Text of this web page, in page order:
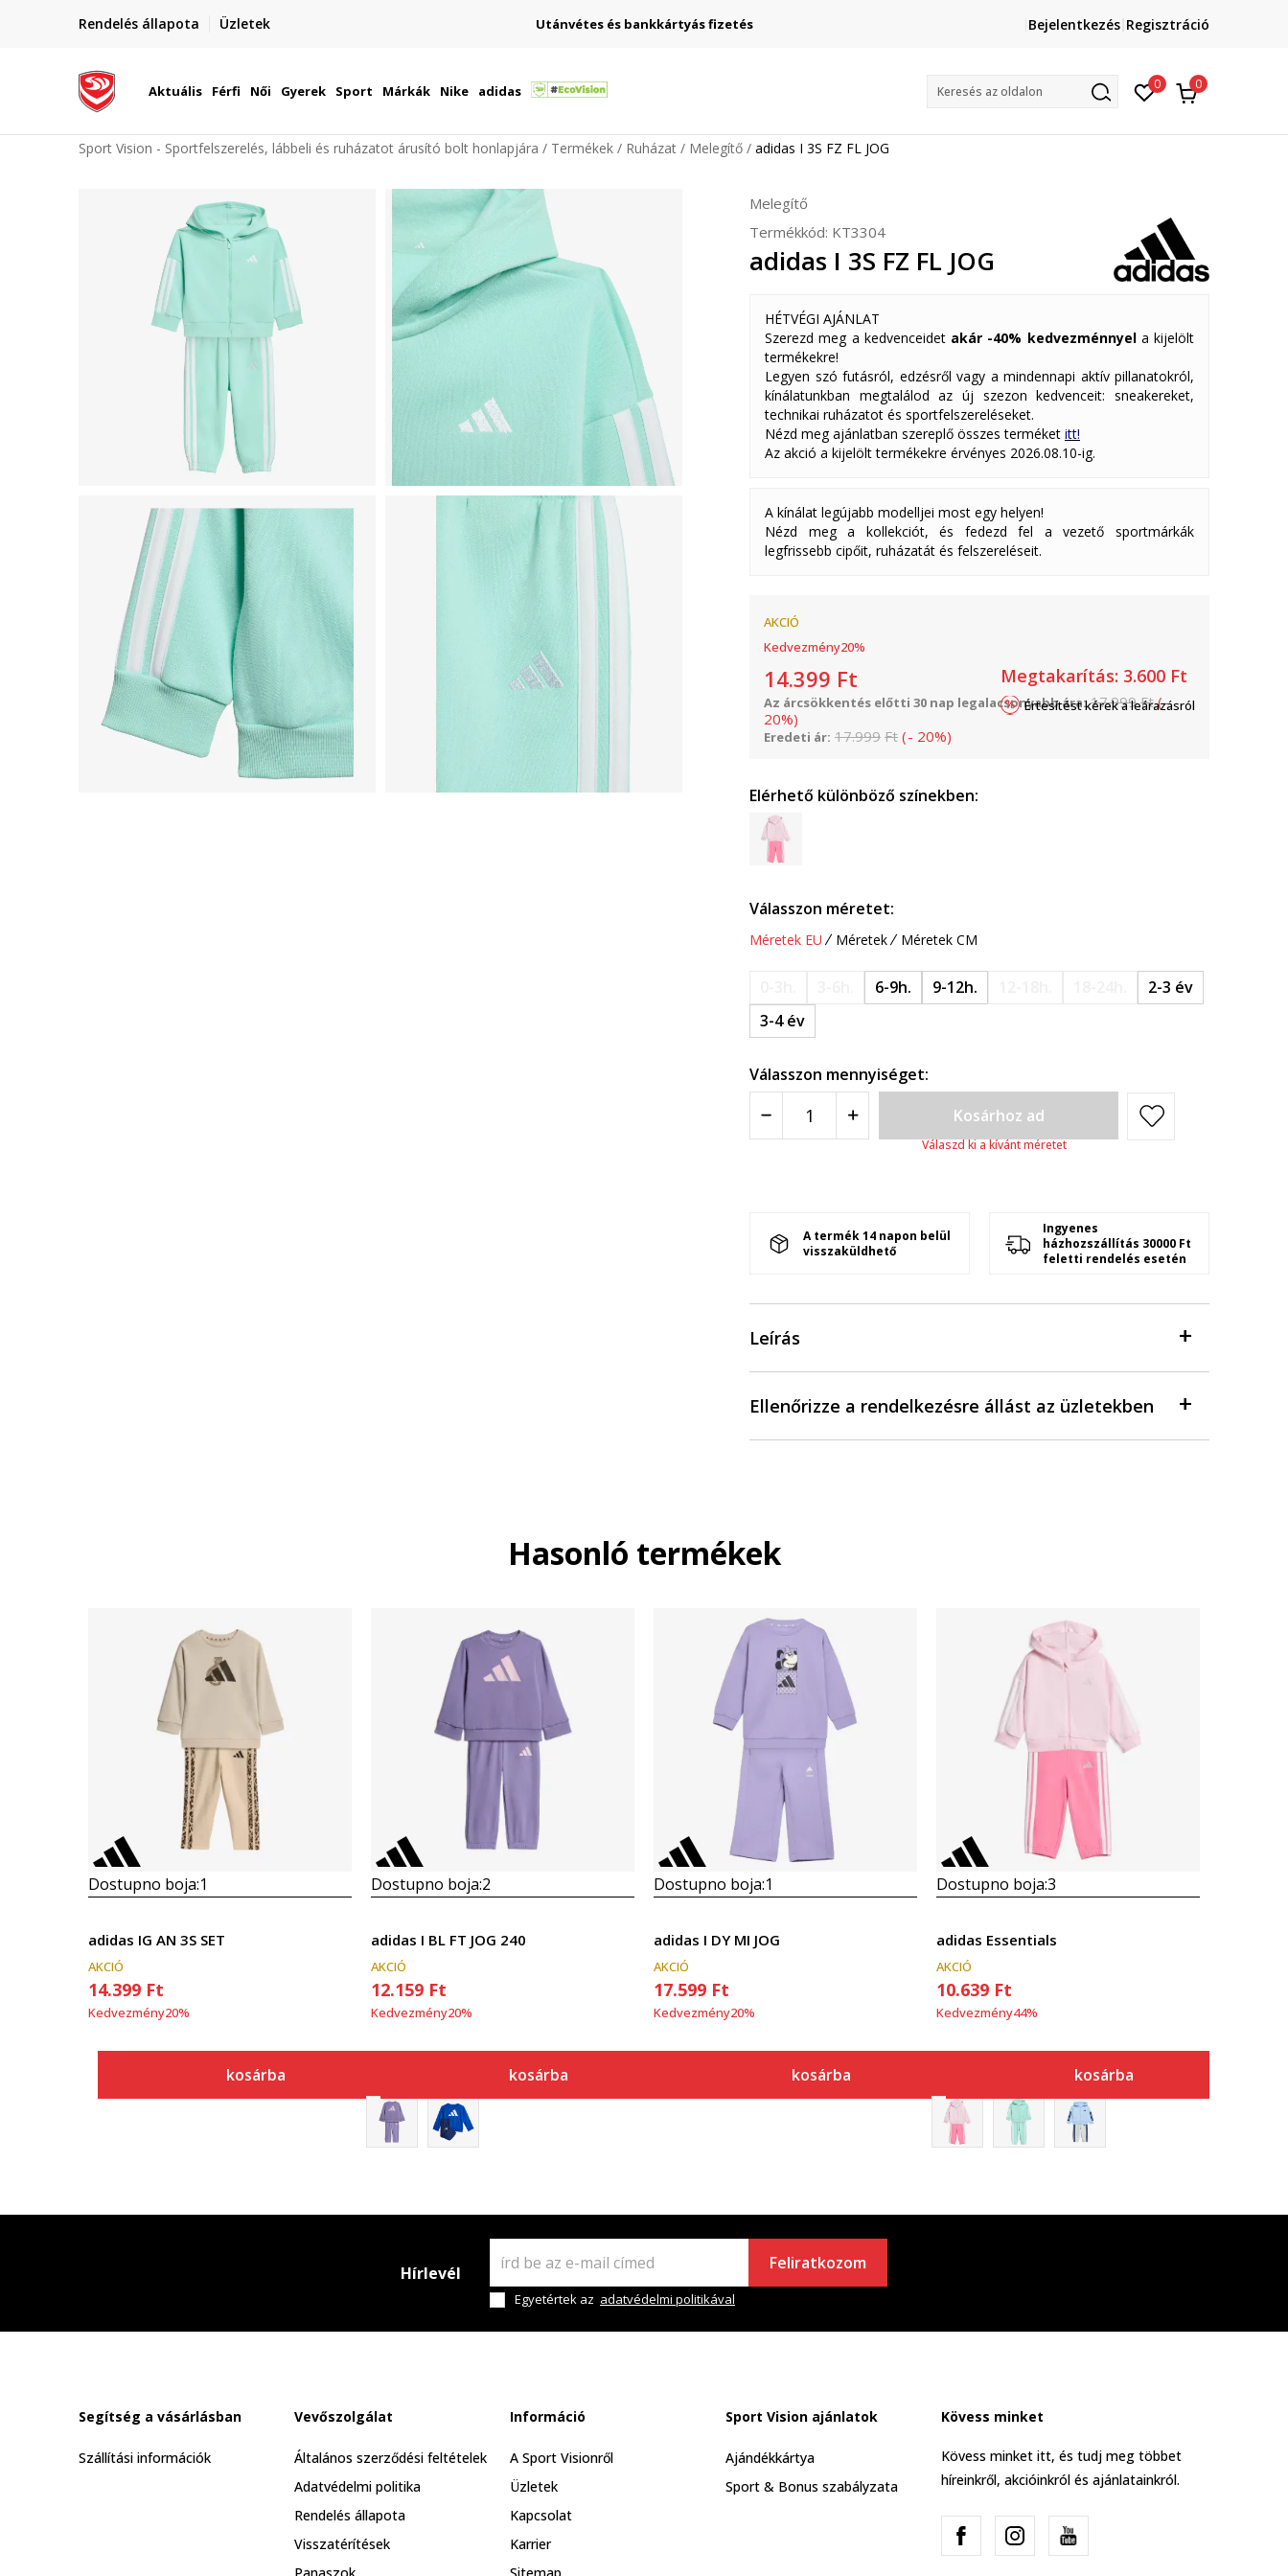
Rendelés állapota Üzletek
Szállítás Magyarország területén Utánvétes és bankkártyás fizetés
Lépj velünk kapcsolatba
online@sport-vision.huBejelentkezés Regisztráció
Aktuális Férfi Női Gyerek Sport Márkák Nike adidas Keresés az oldalon 0 0
Sport Vision - Sportfelszerelés, lábbeli és ruházatot árusító bolt honlapjára Termékek Ruházat Melegítő adidas I 3S FZ FL JOG
Melegítő
Termékkód: KT3304
adidas I 3S FZ FL JOG
HÉTVÉGI AJÁNLAT
Szerezd meg a kedvenceidet akár -40% kedvezménnyel a kijelölt
termékekre!
Legyen szó futásról, edzésről vagy a mindennapi aktív pillanatokról,
kínálatunkban megtalálod az új szezon kedvenceit: sneakereket,
technikai ruházatot és sportfelszereléseket.
Nézd meg ajánlatban szereplő összes terméket itt!
Az akció a kijelölt termékekre érvényes 2026.08.10-ig.
A kínálat legújabb modelljei most egy helyen!
Nézd meg a kollekciót, és fedezd fel a vezető sportmárkák
legfrissebb cipőit, ruházatát és felszereléseit.
AKCIÓ
Kedvezmény20%
14.399 Ft
Az árcsökkentés előtti 30 nap legalacsonyabb ára: 17.999 Ft (-
20%)
Eredeti ár: 17.999 Ft (- 20%)
Megtakarítás: 3.600 Ft
Értesítést kérek a leárazásról
Elérhető különböző színekben:
Válasszon méretet:
Méretek EU Méretek Méretek CM
6-9h. 9-12h.
2-3 év
3-4 év
Válasszon mennyiséget:
Kosárhoz ad
Válaszd ki a kívánt méretet
A termék 14 napon belül
visszaküldhető
Ingyenes
házhozszállítás 30000 Ft
feletti rendelés esetén
Leírás
Ellenőrizze a rendelkezésre állást az üzletekben
Hasonló termékek
Dostupno boja:1
adidas IG AN 3S SET
AKCIÓ
14.399 Ft
Kedvezmény20%
kosárba
Dostupno boja:2
adidas I BL FT JOG 240
AKCIÓ
12.159 Ft
Kedvezmény20%
kosárba
Dostupno boja:1
adidas I DY MI JOG
AKCIÓ
17.599 Ft
Kedvezmény20%
kosárba
Dostupno boja:3
adidas Essentials
AKCIÓ
10.639 Ft
Kedvezmény44%
kosárba
Hírlevél Feliratkozom
Egyetértek az adatvédelmi politikával
Segítség a vásárlásban
Szállítási információk
Vevőszolgálat
Általános szerződési feltételek
Adatvédelmi politika
Rendelés állapota
Visszatérítések
Információ
A Sport Visionről
Üzletek
Kapcsolat
Karrier
Sport Vision ajánlatok
Ajándékkártya
Sport & Bonus szabályzata
Kövess minket
Kövess minket itt, és tudj meg többet
híreinkről, akcióinkról és ajánlatainkról.